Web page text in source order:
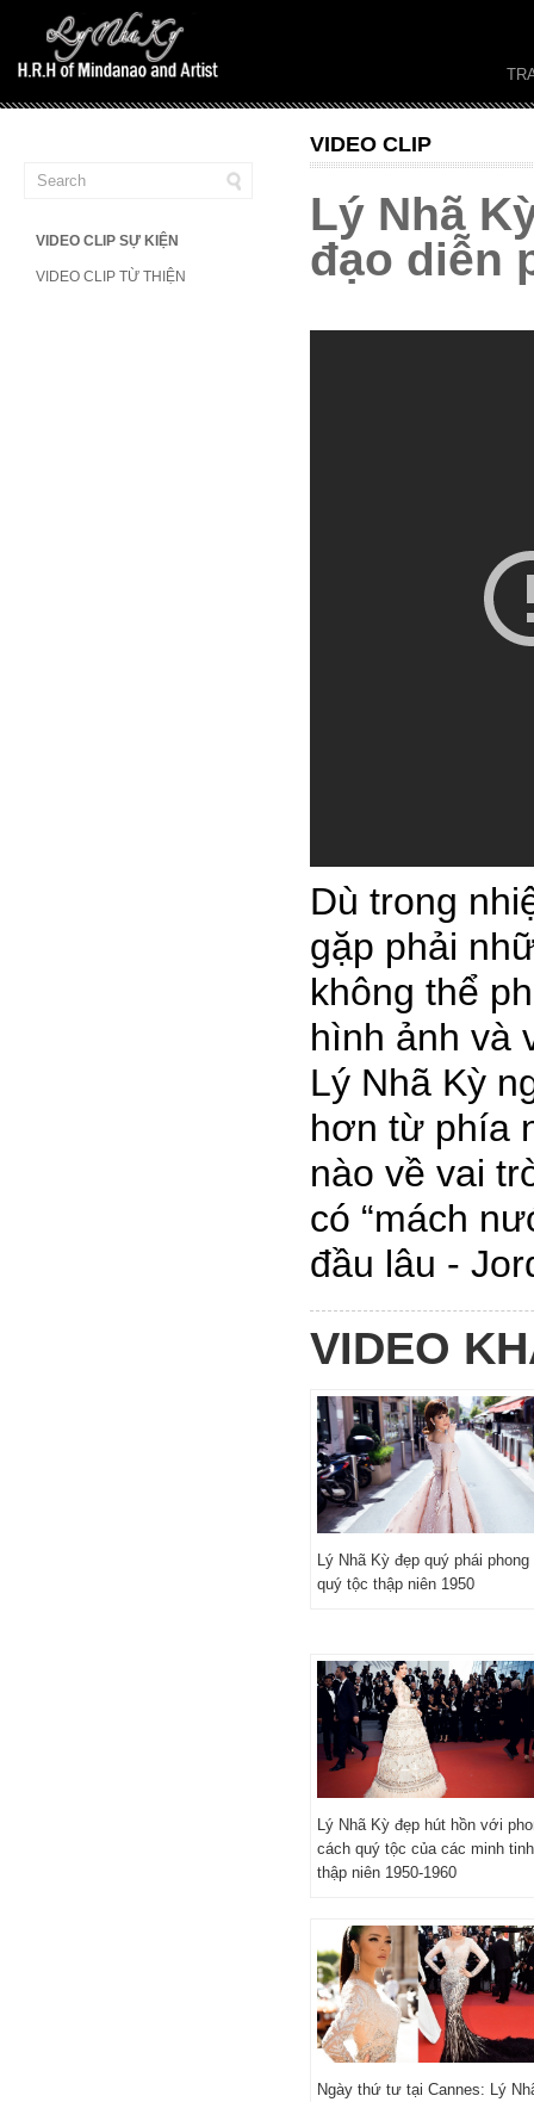
VIDEO CLIP SỰ KIỆN
VIDEO CLIP TỪ THIỆN
VIDEO CLIP
Lý Nhã
đạo diễn
Dù trong
gặp phải
không thể
hình ảnh và
Lý Nhã Kỳ
hơn từ phía
nào về vai
có “mách
đầu lâu -
VIDEO
Lý Nhã Kỳ đẹp quý phái phong
quý tộc thập niên 1950
Lý Nhã Kỳ đẹp hút hồn với
cách quý tộc của các minh tinh
thập niên 1950-1960
Ngày thứ tư tại Cannes: Lý